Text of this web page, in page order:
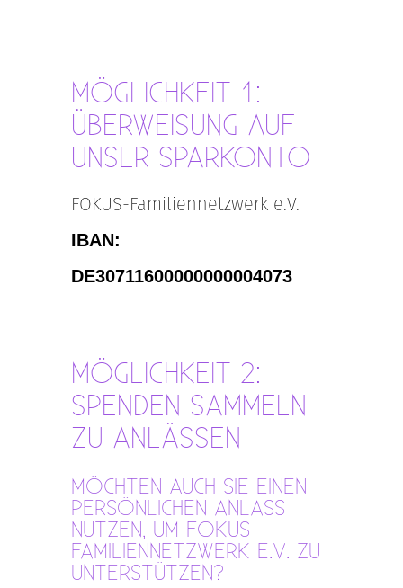
MÖGLICHKEIT 1:
ÜBERWEISUNG AUF
UNSER SPARKONTO
FOKUS-Familiennetzwerk e.V.
IBAN:
DE30711600000000004073
MÖGLICHKEIT 2:
SPENDEN SAMMELN
ZU ANLÄSSEN
MÖCHTEN AUCH SIE EINEN
PERSÖNLICHEN ANLASS
NUTZEN, UM FOKUS-
FAMILIENNETZWERK E.V. ZU
UNTERSTÜTZEN?